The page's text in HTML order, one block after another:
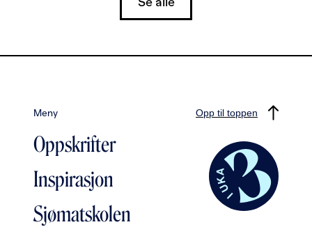
Meny
Oppskrifter
Inspirasjon
Sjømatskolen
Opp til toppen